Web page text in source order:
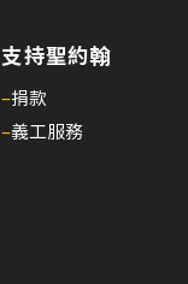
支持聖約翰
–捐款
–義工服務